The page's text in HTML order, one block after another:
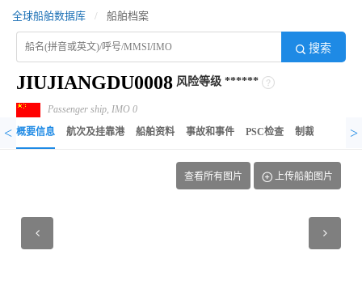
全球船舶数据库 / 船舶档案
搜索
JIUJIANGDU0008 风险等级 ******
Passenger ship, IMO 0
< 概要信息 航次及挂靠港 船舶资料 事故和事件 PSC检查 制裁记录 异
>
查看所有图片 上传船舶图片